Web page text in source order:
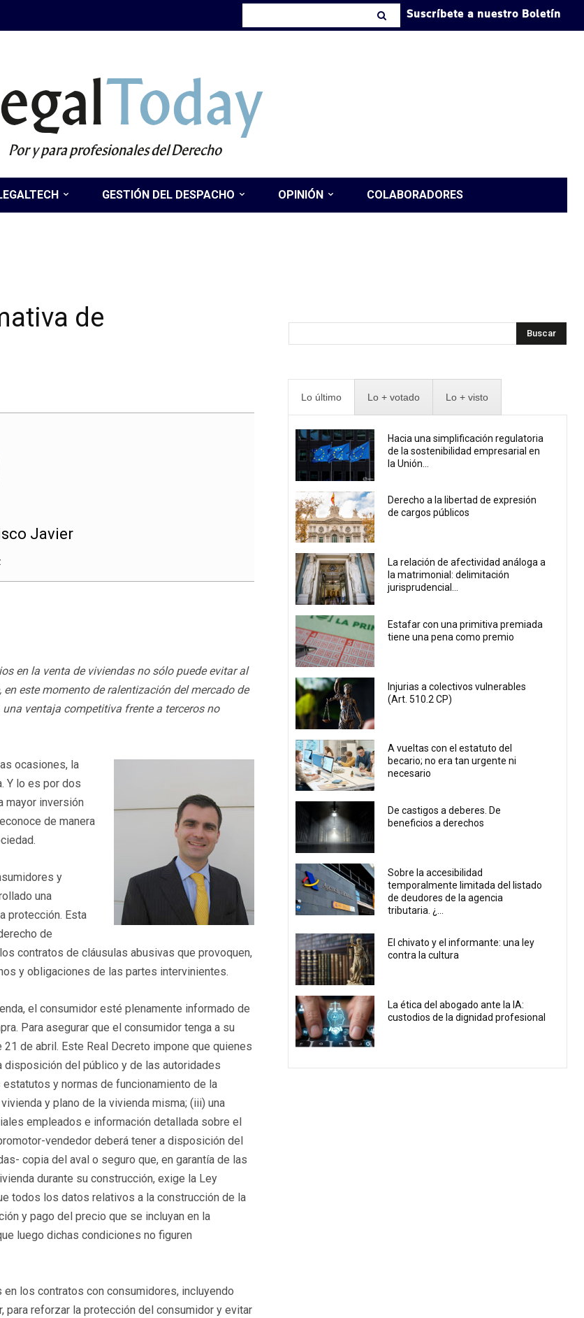
Suscríbete a nuestro Boletín
Today
Por y para profesionales del Derecho
GESTIÓN DEL DESPACHO OPINIÓN COLABORADORES
de
Javier
en la venta de viviendas no sólo puede evitar al
este momento de ralentización del mercado de
ventaja competitiva frente a terceros no
ocasiones, la
Y lo es por dos
mayor inversión
de manera
y
una
protección. Esta
de
contratos de cláusulas abusivas que provoquen,
y obligaciones de las partes intervinientes.
el consumidor esté plenamente informado de
Para asegurar que el consumidor tenga a su
de abril. Este Real Decreto impone que quienes
del público y de las autoridades
y normas de funcionamiento de la
y plano de la vivienda misma; (iii) una
empleados e información detallada sobre el
vendedor deberá tener a disposición del
copia del aval o seguro que, en garantía de las
durante su construcción, exige la Ley
todos los datos relativos a la construcción de la
y pago del precio que se incluyan en la
luego dichas condiciones no figuren
los contratos con consumidores, incluyendo
para reforzar la protección del consumidor y evitar
Buscar
Lo último Lo + votado Lo + visto
Hacia una simplificación regulatoria
de la sostenibilidad empresarial en
la Unión...
Derecho a la libertad de expresión
de cargos públicos
La relación de afectividad análoga a
la matrimonial: delimitación
jurisprudencial...
Estafar con una primitiva premiada
tiene una pena como premio
Injurias a colectivos vulnerables
(Art. 510.2 CP)
A vueltas con el estatuto del
becario; no era tan urgente ni
necesario
De castigos a deberes. De
beneficios a derechos
Sobre la accesibilidad
temporalmente limitada del listado
de deudores de la agencia
tributaria. ¿...
El chivato y el informante: una ley
contra la cultura
La ética del abogado ante la IA:
custodios de la dignidad profesional